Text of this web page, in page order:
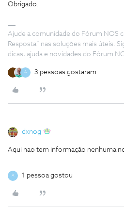
Obrigado.
Ajude a comunidade do Fórum NOS
Resposta” nas soluções mais úteis.
dicas, ajuda e novidades do Fórum
A 3 pessoas gostaram
dxnog
Aqui nao tem informação nenhuma
A 1 pessoa gostou